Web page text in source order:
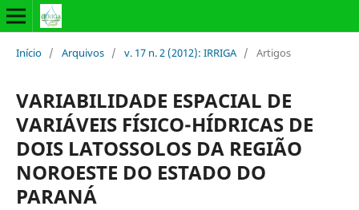
Início / Arquivos / v. 17 n. 2 (2012): IRRIGA / Artigos
VARIABILIDADE ESPACIAL DE
VARIÁVEIS FÍSICO-HÍDRICAS DE
DOIS LATOSSOLOS DA REGIÃO
NOROESTE DO ESTADO DO
PARANÁ